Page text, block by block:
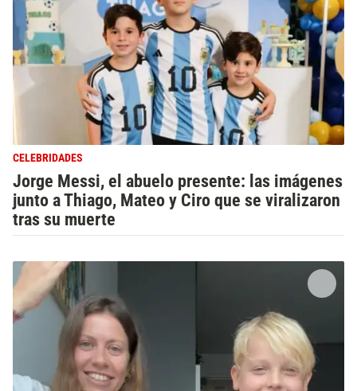
CELEBRIDADES
Jorge Messi, el abuelo presente: las imágenes
junto a Thiago, Mateo y Ciro que se viralizaron
tras su muerte